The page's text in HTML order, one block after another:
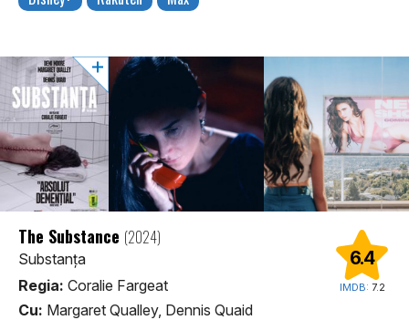
6.4
IMDB: 7.2
The Substance (2024)
Substanța
Regia: Coralie Fargeat
Cu: Margaret Qualley, Dennis Quaid